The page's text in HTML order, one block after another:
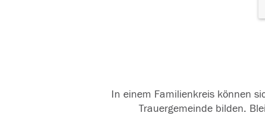
In einem Familienkreis können
Trauergemeinde bilden.